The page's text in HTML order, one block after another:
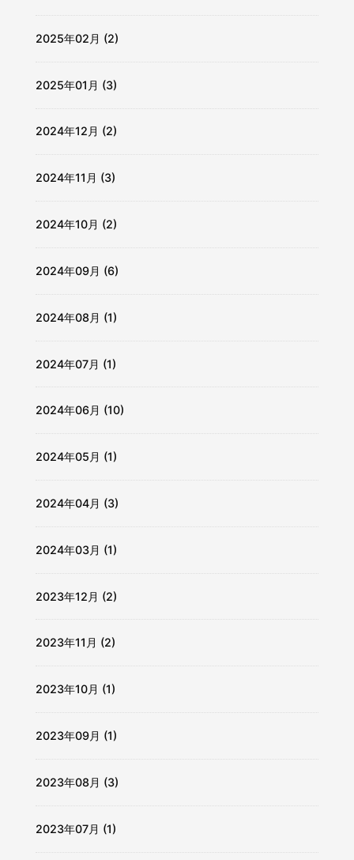
2025年02月 (2)
2025年01月 (3)
2024年12月 (2)
2024年11月 (3)
2024年10月 (2)
2024年09月 (6)
2024年08月 (1)
2024年07月 (1)
2024年06月 (10)
2024年05月 (1)
2024年04月 (3)
2024年03月 (1)
2023年12月 (2)
2023年11月 (2)
2023年10月 (1)
2023年09月 (1)
2023年08月 (3)
2023年07月 (1)